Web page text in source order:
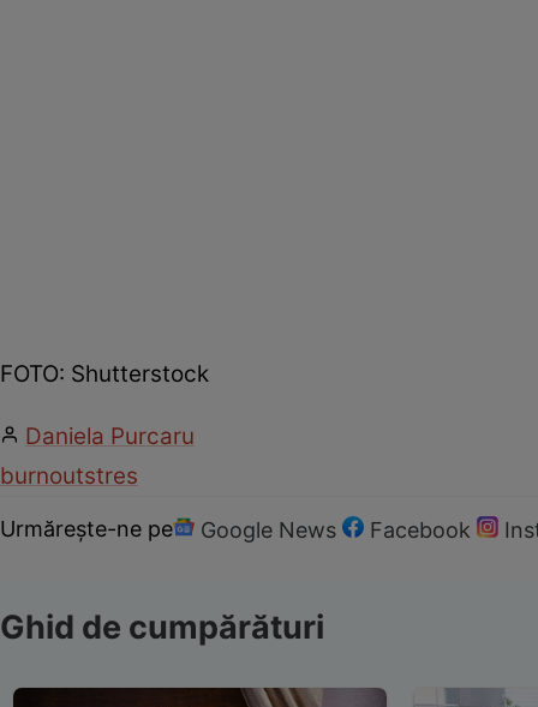
FOTO: Shutterstock
Daniela Purcaru
burnoutstres
Urmărește-ne pe Google News Facebook
Ghid de cumpărături